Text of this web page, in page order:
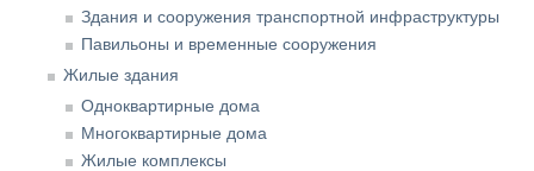
Здания и сооружения транспортной инфраструктуры
Павильоны и временные сооружения
Жилые здания
Одноквартирные дома
Многоквартирные дома
Жилые комплексы